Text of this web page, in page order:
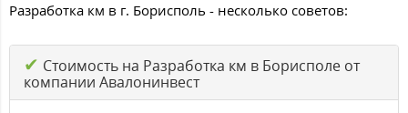
Разработка км в г. Борисполь - несколько советов:
✔ Стоимость на Разработка км в Борисполе от
компании Авалонинвест